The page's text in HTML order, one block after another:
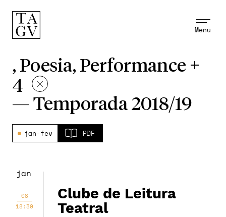
Menu
, Poesia, Performance +
4
— Temporada 2018/19
jan-fev PDF
jan
08
18:30
Clube de Leitura
Teatral